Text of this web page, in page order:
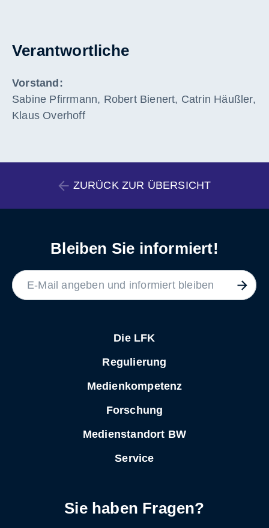
Verantwortliche
Vorstand:
Sabine Pfirrmann, Robert Bienert, Catrin Häußler,
Klaus Overhoff
ZURÜCK ZUR ÜBERSICHT
Bleiben Sie informiert!
Die LFK
Regulierung
Medienkompetenz
Forschung
Medienstandort BW
Service
Sie haben Fragen?